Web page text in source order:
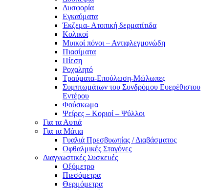
Δυσφορία
Εγκαύματα
Έκζεμα- Ατοπική δερματίτιδα
Κολικοί
Μυικοί πόνοι – Αντιφλεγμονώδη
Πιασίματα
Πίεση
Ροχαλητό
Τραύματα-Επούλωση-Μώλωπες
Συμπτωμάτων του Συνδρόμου Ευερέθιστου
Εντέρου
Φούσκωμα
Ψείρες – Κοριοί – Ψύλλοι
Για τα Αυτιά
Για τα Μάτια
Γυαλιά Πρεσβυωπίας / Διαβάσματος
Οφθαλμικές Σταγόνες
Διαγνωστικές Συσκευές
Οξύμετρο
Πιεσόμετρα
Θερμόμετρα